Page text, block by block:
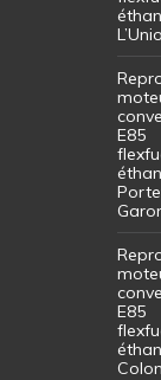
E85
E85